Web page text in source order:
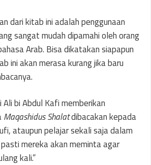
dari kitab ini adalah penggunaan
sangat mudah dipamahi oleh orang
Arab. Bisa dikatakan siapapun
ini akan merasa kurang jika baru
Ali bi Abdul Kafi memberikan
Maqashidus Shalatdibacakan kepada
ataupun pelajar sekali saja dalam
mereka akan meminta agar
kali.”